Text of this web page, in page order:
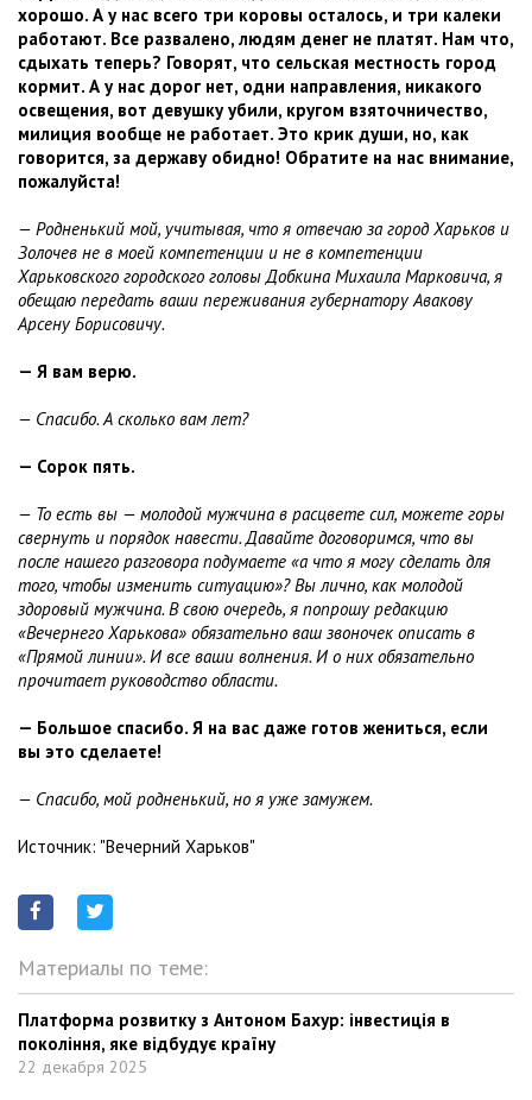
хорошо. А у нас всего три коровы осталось, и три калеки
работают. Все развалено, людям денег не платят. Нам что,
сдыхать теперь? Говорят, что сельская местность город
кормит. А у нас дорог нет, одни направления, никакого
освещения, вот девушку убили, кругом взяточничество,
милиция вообще не работает. Это крик души, но, как
говорится, за державу обидно! Обратите на нас внимание,
пожалуйста!
— Родненький мой, учитывая, что я отвечаю за город Харьков и
Золочев не в моей компетенции и не в компетенции
Харьковского городского головы Добкина Михаила Марковича, я
обещаю передать ваши переживания губернатору Авакову
Арсену Борисовичу.
— Я вам верю.
— Спасибо. А сколько вам лет?
— Сорок пять.
— То есть вы — молодой мужчина в расцвете сил, можете горы
свернуть и порядок навести. Давайте договоримся, что вы
после нашего разговора подумаете «а что я могу сделать для
того, чтобы изменить ситуацию»? Вы лично, как молодой
здоровый мужчина. В свою очередь, я попрошу редакцию
«Вечернего Харькова» обязательно ваш звоночек описать в
«Прямой линии». И все ваши волнения. И о них обязательно
прочитает руководство области.
— Большое спасибо. Я на вас даже готов жениться, если
вы это сделаете!
— Спасибо, мой родненький, но я уже замужем.
Источник: "Вечерний Харьков"
Материалы по теме:
Платформа розвитку з Антоном Бахур: інвестиція в
покоління, яке відбудує країну
22 декабря 2025